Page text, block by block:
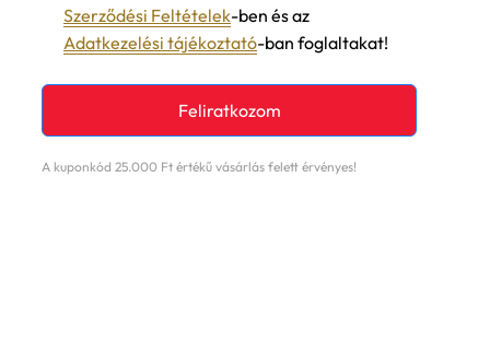
Szerződési Feltételek-ben és az
Adatkezelési tájékoztató-ban foglaltakat!
Feliratkozom
A kuponkód 25.000 Ft értékű vásárlás felett érvényes!